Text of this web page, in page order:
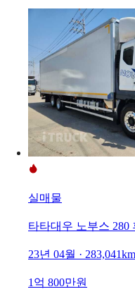
실매물
타타대우 노부스 280
23년 04월 · 283,041km
1억 800만원